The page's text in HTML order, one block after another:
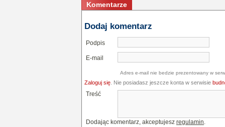
Komentarze
Dodaj komentarz
Podpis
E-mail
Adres e-mail nie bedzie prezentowany w
Zaloguj się . Nie posiadasz jeszcze konta w serwisie
Treść
Dodając komentarz, akceptujesz regulamin.